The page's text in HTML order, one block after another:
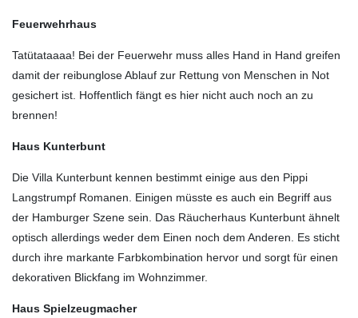
Feuerwehrhaus
Tatütataaaa! Bei der Feuerwehr muss alles Hand in Hand greifen
damit der reibunglose Ablauf zur Rettung von Menschen in Not
gesichert ist. Hoffentlich fängt es hier nicht auch noch an zu
brennen!
Haus Kunterbunt
Die Villa Kunterbunt kennen bestimmt einige aus den Pippi
Langstrumpf Romanen. Einigen müsste es auch ein Begriff aus
der Hamburger Szene sein. Das Räucherhaus Kunterbunt ähnelt
optisch allerdings weder dem Einen noch dem Anderen. Es sticht
durch ihre markante Farbkombination hervor und sorgt für einen
dekorativen Blickfang im Wohnzimmer.
Haus Spielzeugmacher